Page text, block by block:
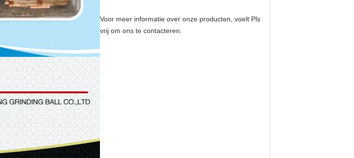
Voor meer informatie over onze producten, voelt Pls
vrij om ons te contacteren.